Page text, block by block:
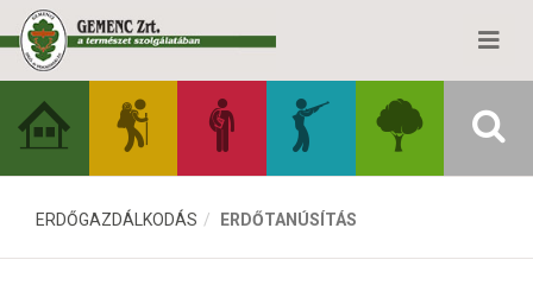
ERDŐGAZDÁLKODÁS ERDŐTANÚSÍTÁS